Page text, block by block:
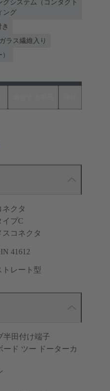
システム（コンタクト
ング
ラス繊維入り
ネクタ
イプC
スコネクタ
41612
トレート型
半田付け端子
ード ツー ドーターカ